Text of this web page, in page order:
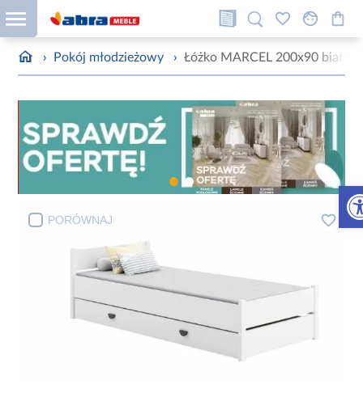
› Pokój młodzieżowy › Łóżko MARCEL 200x90 białe z
PORÓWNAJ